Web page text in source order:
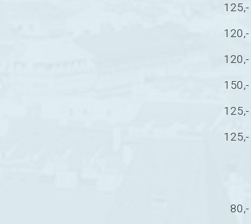
125,-
120,-
120,-
150,-
125,-
125,-
80,-